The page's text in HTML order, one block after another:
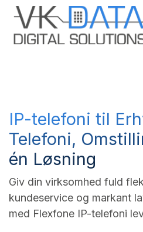
Skip to Content
IP-telefoni til
Telefoni,
én Løsning
Giv din virksomhed fuld
kundeservice og markant
med Flexfone IP-telefoni